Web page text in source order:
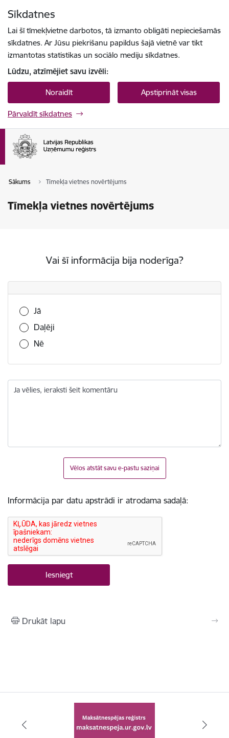
Sīkdatnes
Lai šī tīmekļvietne darbotos, tā izmanto obligāti nepieciešamās
sīkdatnes. Ar Jūsu piekrišanu papildus šajā vietnē var tikt
izmantotas statistikas un sociālo mediju sīkdatnes.
Lūdzu, atzīmējiet savu izvēli:
Noraidīt Apstiprināt visas
Pārvaldīt sīkdatnes
Sākums Tīmekļa vietnes novērtējums
Tīmekļa vietnes novērtējums
Vai šī informācija bija noderīga?
Vai šī informācija bija noderīga?
Jā
Daļēji
Nē
Ja vēlies, ieraksti šeit komentāru
Vēlos atstāt savu e-pastu saziņai
Informācija par datu apstrādi ir atrodama sadaļā:
Drukāt lapu